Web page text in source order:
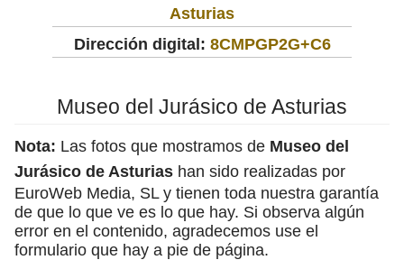
Asturias
Dirección digital: 8CMPGP2G+C6
Museo del Jurásico de Asturias
Nota: Las fotos que mostramos de Museo del
Jurásico de Asturias han sido realizadas por
EuroWeb Media, SL y tienen toda nuestra garantía
de que lo que ve es lo que hay. Si observa algún
error en el contenido, agradecemos use el
formulario que hay a pie de página.